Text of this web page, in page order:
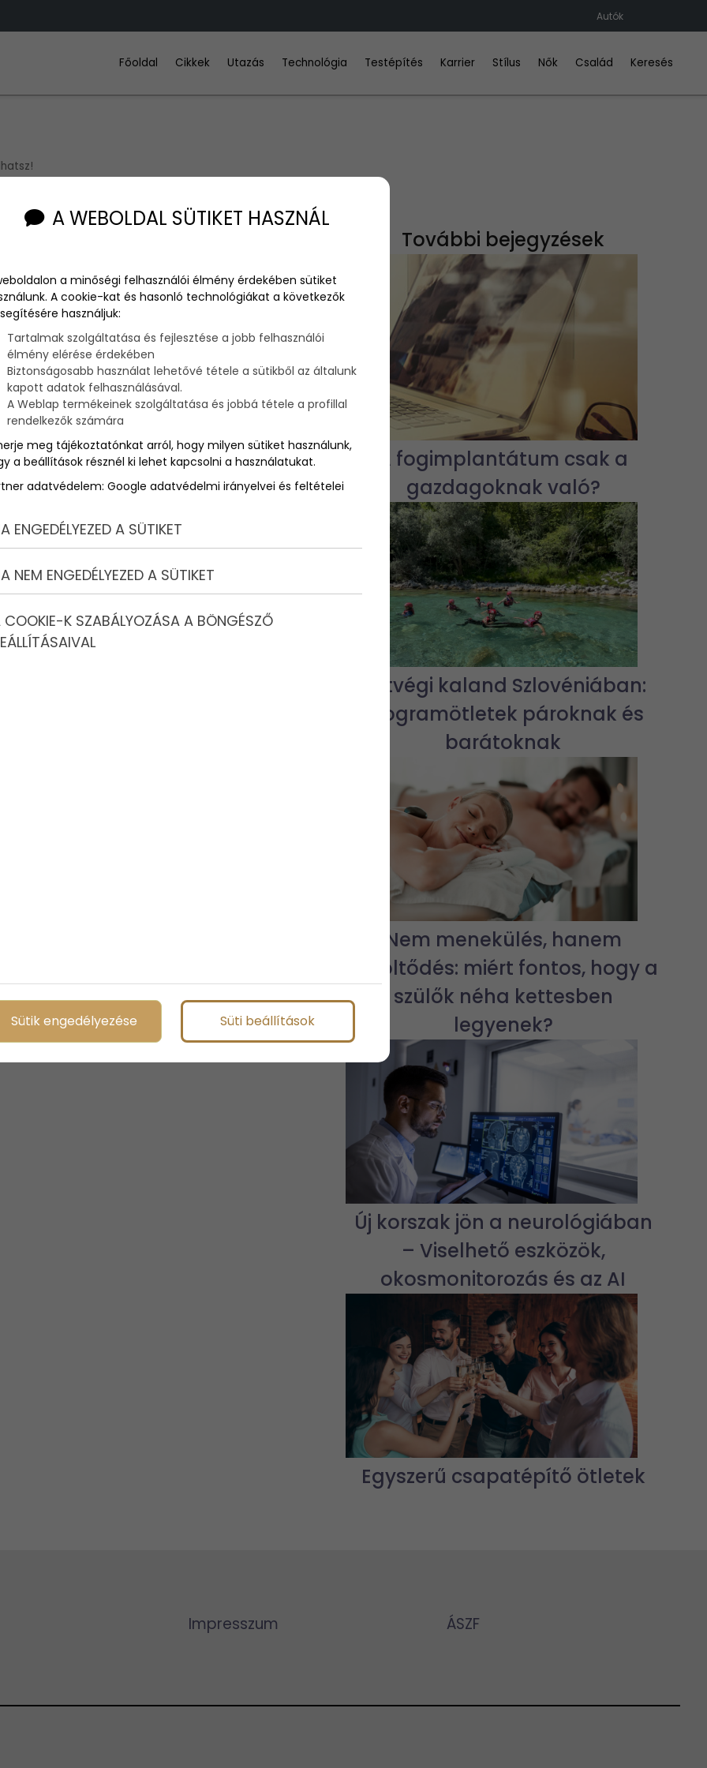
Autók
Főoldal Cikkek Utazás Technológia Testépítés Karrier Stílus Nők Család Keresés
truck-ok!
szörnyetegek, amiket monster truck-oknak
Olvasd el cikkünket, melyben összefoglaltuk a
További bejegyzések
A fogimplantátum csak a
gazdagoknak való?
Hétvégi kaland Szlovéniában:
programötletek pároknak és
barátoknak
Nem menekülés, hanem
feltöltődés: miért fontos, hogy a
szülők néha kettesben
legyenek?
Új korszak jön a neurológiában
– Viselhető eszközök,
okosmonitorozás és az AI
Egyszerű csapatépítő ötletek
Impresszum ÁSZF
A WEBOLDAL SÜTIKET HASZNÁL
a minőségi felhasználói élmény érdekében sütiket
A cookie-kat és hasonló technológiákat a következők
használjuk:
Tartalmak szolgáltatása és fejlesztése a jobb felhasználói
élmény elérése érdekében
Biztonságosabb használat lehetővé tétele a sütikből az általunk
kapott adatok felhasználásával.
A Weblap termékeinek szolgáltatása és jobbá tétele a profillal
rendelkezők számára
meg tájékoztatónkat arról, hogy milyen sütiket használunk,
a beállítások résznél ki lehet kapcsolni a használatukat.
adatvédelem: Google adatvédelmi irányelvei és feltételei
ENGEDÉLYEZED A SÜTIKET
NEM ENGEDÉLYEZED A SÜTIKET
COOKIE-K SZABÁLYOZÁSA A BÖNGÉSZŐ
Sütik engedélyezése Süti beállítások